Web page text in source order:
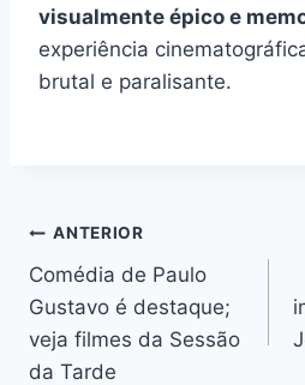
visualmente épico e
experiência
brutal e paralisante.
Navegação
de
Post
ANTERIOR
Comédia de Paulo
Gustavo é destaque;
veja filmes da Sessão
da Tarde